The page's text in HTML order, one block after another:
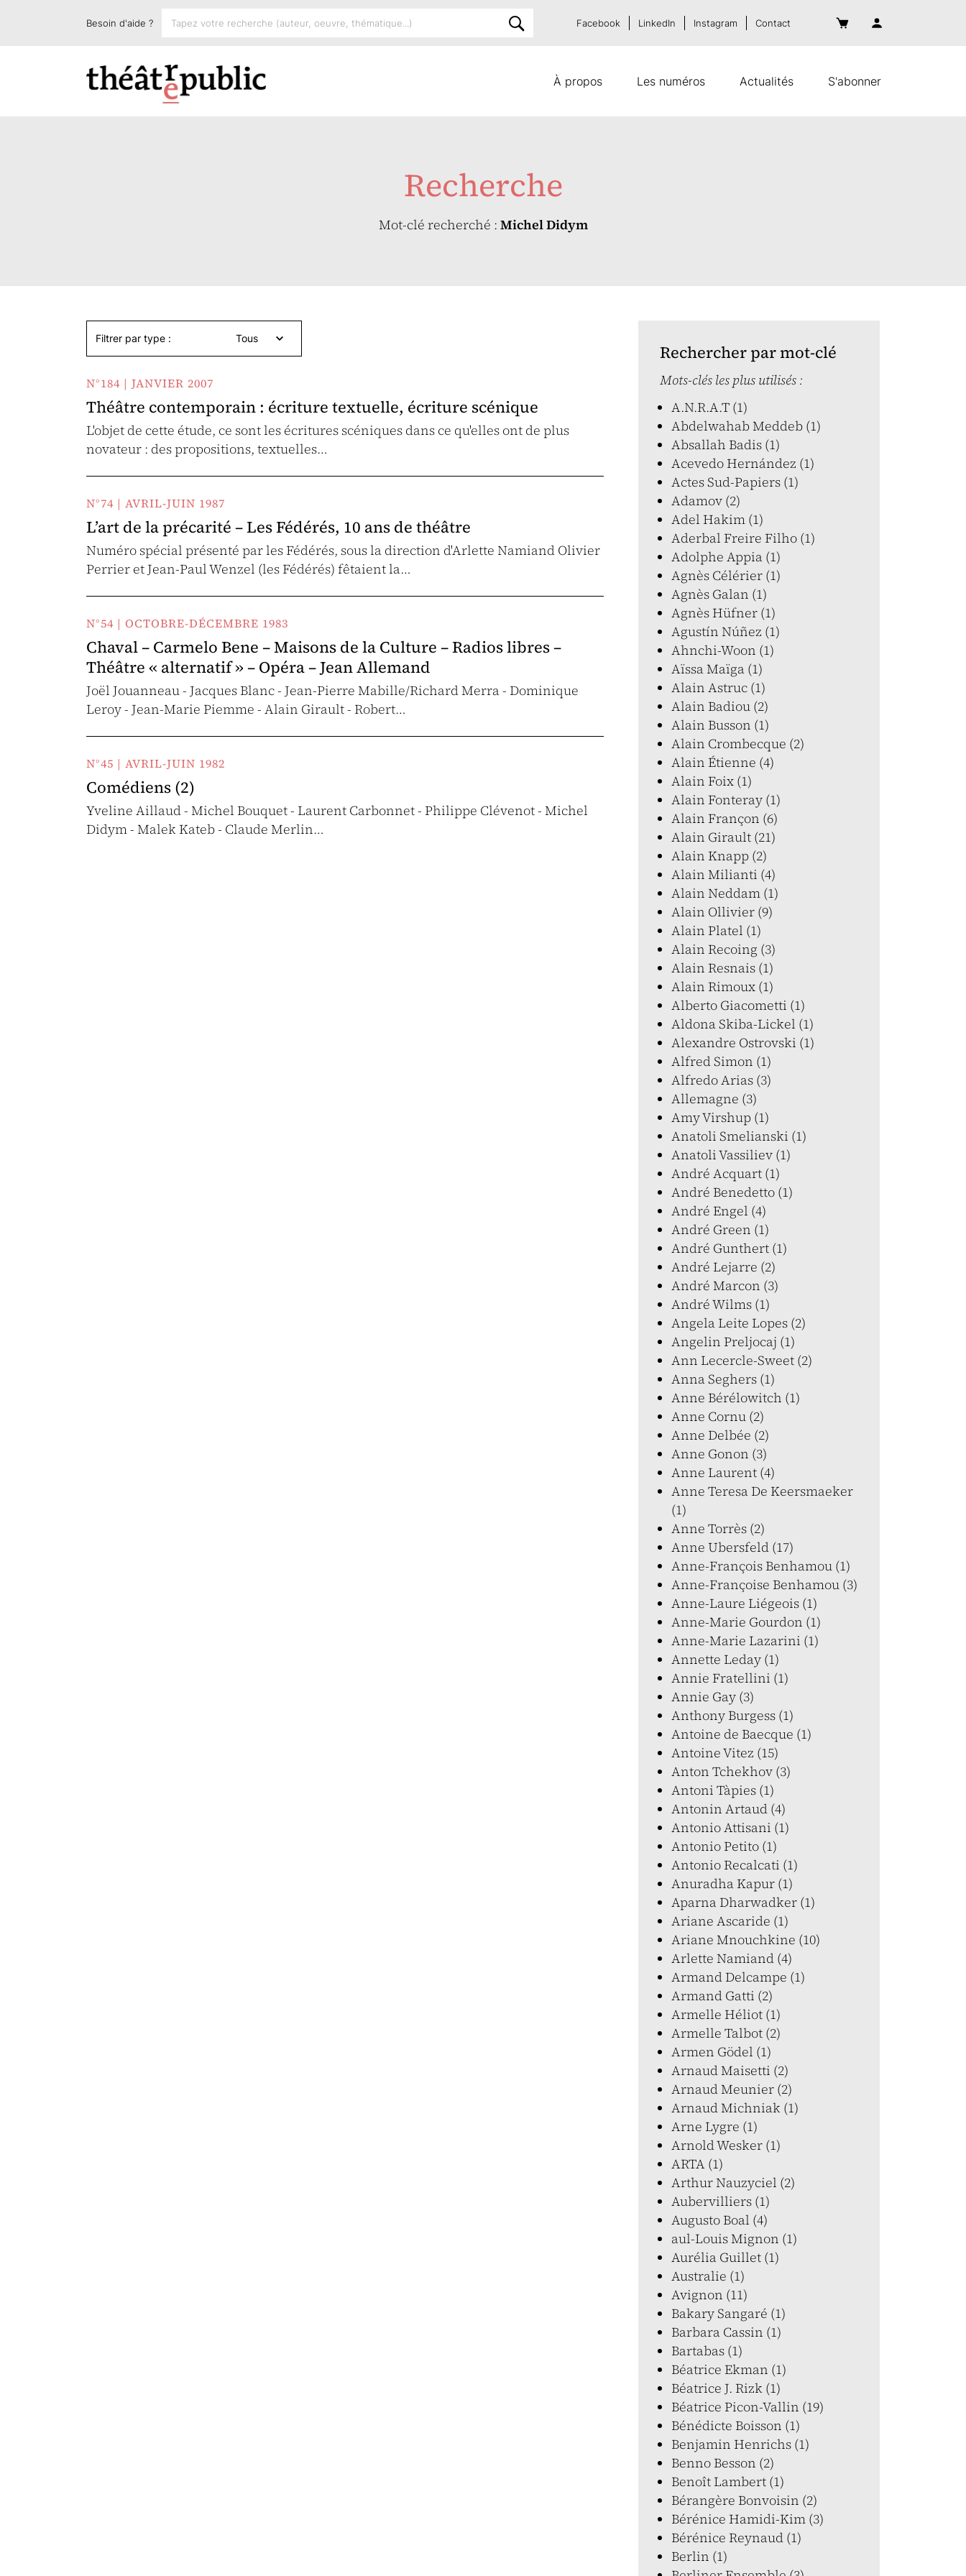
À propos Les numéros Actualités S'abonner
Besoin d'aide ? Facebook LinkedIn Instagram Contact
Recherche
Mot-clé recherché : Michel Didym
Filtrer par type : Tous
N°184 | JANVIER 2007
Théâtre contemporain : écriture textuelle, écriture scénique
L'objet de cette étude, ce sont les écritures scéniques dans ce qu'elles ont de plus
novateur : des propositions, textuelles…
N°74 | AVRIL-JUIN 1987
L’art de la précarité – Les Fédérés, 10 ans de théâtre
Numéro spécial présenté par les Fédérés, sous la direction d'Arlette Namiand Olivier
Perrier et Jean-Paul Wenzel (les Fédérés) fêtaient la…
N°54 | OCTOBRE-DÉCEMBRE 1983
Chaval – Carmelo Bene – Maisons de la Culture – Radios libres –
Théâtre « alternatif » – Opéra – Jean Allemand
Joël Jouanneau - Jacques Blanc - Jean-Pierre Mabille/Richard Merra - Dominique
Leroy - Jean-Marie Piemme - Alain Girault - Robert…
N°45 | AVRIL-JUIN 1982
Comédiens (2)
Yveline Aillaud - Michel Bouquet - Laurent Carbonnet - Philippe Clévenot - Michel
Didym - Malek Kateb - Claude Merlin…
Rechercher par mot-clé
Mots-clés les plus utilisés :
A.N.R.A.T (1)
Abdelwahab Meddeb (1)
Absallah Badis (1)
Acevedo Hernández (1)
Actes Sud-Papiers (1)
Adamov (2)
Adel Hakim (1)
Aderbal Freire Filho (1)
Adolphe Appia (1)
Agnès Célérier (1)
Agnès Galan (1)
Agnès Hüfner (1)
Agustín Núñez (1)
Ahnchi-Woon (1)
Aïssa Maïga (1)
Alain Astruc (1)
Alain Badiou (2)
Alain Busson (1)
Alain Crombecque (2)
Alain Étienne (4)
Alain Foix (1)
Alain Fonteray (1)
Alain Françon (6)
Alain Girault (21)
Alain Knapp (2)
Alain Milianti (4)
Alain Neddam (1)
Alain Ollivier (9)
Alain Platel (1)
Alain Recoing (3)
Alain Resnais (1)
Alain Rimoux (1)
Alberto Giacometti (1)
Aldona Skiba-Lickel (1)
Alexandre Ostrovski (1)
Alfred Simon (1)
Alfredo Arias (3)
Allemagne (3)
Amy Virshup (1)
Anatoli Smelianski (1)
Anatoli Vassiliev (1)
André Acquart (1)
André Benedetto (1)
André Engel (4)
André Green (1)
André Gunthert (1)
André Lejarre (2)
André Marcon (3)
André Wilms (1)
Angela Leite Lopes (2)
Angelin Preljocaj (1)
Ann Lecercle-Sweet (2)
Anna Seghers (1)
Anne Bérélowitch (1)
Anne Cornu (2)
Anne Delbée (2)
Anne Gonon (3)
Anne Laurent (4)
Anne Teresa De Keersmaeker
(1)
Anne Torrès (2)
Anne Ubersfeld (17)
Anne-François Benhamou (1)
Anne-Françoise Benhamou (3)
Anne-Laure Liégeois (1)
Anne-Marie Gourdon (1)
Anne-Marie Lazarini (1)
Annette Leday (1)
Annie Fratellini (1)
Annie Gay (3)
Anthony Burgess (1)
Antoine de Baecque (1)
Antoine Vitez (15)
Anton Tchekhov (3)
Antoni Tàpies (1)
Antonin Artaud (4)
Antonio Attisani (1)
Antonio Petito (1)
Antonio Recalcati (1)
Anuradha Kapur (1)
Aparna Dharwadker (1)
Ariane Ascaride (1)
Ariane Mnouchkine (10)
Arlette Namiand (4)
Armand Delcampe (1)
Armand Gatti (2)
Armelle Héliot (1)
Armelle Talbot (2)
Armen Gödel (1)
Arnaud Maisetti (2)
Arnaud Meunier (2)
Arnaud Michniak (1)
Arne Lygre (1)
Arnold Wesker (1)
ARTA (1)
Arthur Nauzyciel (2)
Aubervilliers (1)
Augusto Boal (4)
aul-Louis Mignon (1)
Aurélia Guillet (1)
Australie (1)
Avignon (11)
Bakary Sangaré (1)
Barbara Cassin (1)
Bartabas (1)
Béatrice Ekman (1)
Béatrice J. Rizk (1)
Béatrice Picon-Vallin (19)
Bénédicte Boisson (1)
Benjamin Henrichs (1)
Benno Besson (2)
Benoît Lambert (1)
Bérangère Bonvoisin (2)
Bérénice Hamidi-Kim (3)
Bérénice Reynaud (1)
Berlin (1)